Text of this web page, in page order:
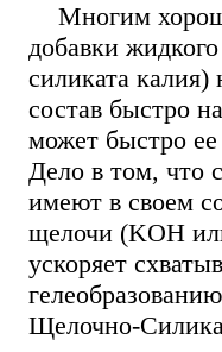
Многим
добавки
силиката калия)
состав быстро
может быстро ее
Дело в том, что
имеют в своем
щелочи (KOH
ускоряет
Щелочно-